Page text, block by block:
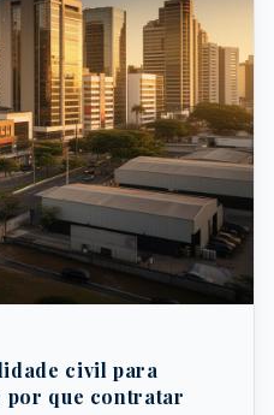
civil para
por que contratar